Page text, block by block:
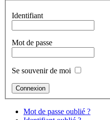
Identifiant
Mot de passe
Se souvenir de moi
Mot de passe oublié ?